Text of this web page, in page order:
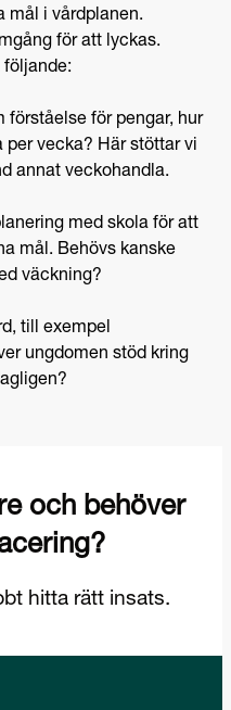
mål i vårdplanen.
för att lyckas.
följande:
förståelse för pengar, hur
per vecka? Här stöttar vi
annat veckohandla.
med skola för att
mål. Behövs kanske
väckning?
till exempel
ungdomen stöd kring